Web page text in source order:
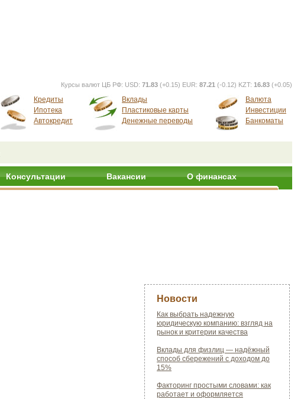
Курсы валют ЦБ РФ: USD: 71.83 (+0.15) EUR: 87.21 (-0.12) KZT: 16.83 (+0.05)
Кредиты
Ипотека
Автокредит
Вклады
Пластиковые карты
Денежные переводы
Валюта
Инвестиции
Банкоматы
Консультации Вакансии О финансах
Новости
Как выбрать надежную
юридическую компанию: взгляд на
рынок и критерии качества
Вклады для физлиц — надёжный
способ сбережений с доходом до
15%
Факторинг простыми словами: как
работает и оформляется